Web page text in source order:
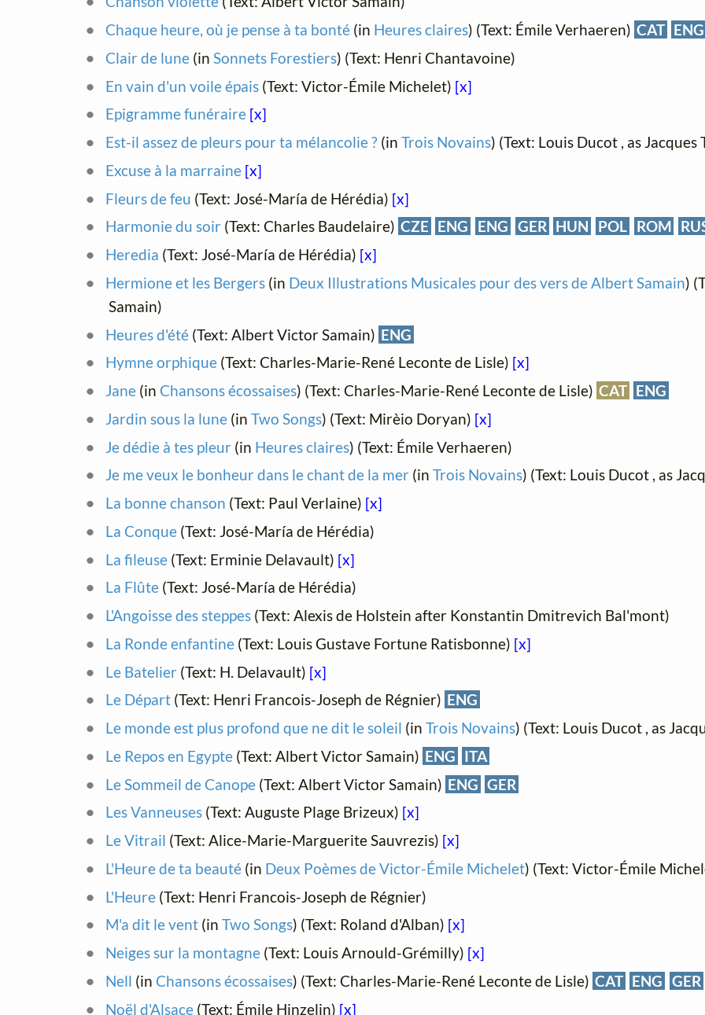
Chaque heure, où je pense à ta bonté(in Heures claires) (Text: Émile Verhaeren) CAT ENG
Clair de lune(in Sonnets Forestiers) (Text: Henri Chantavoine)
En vain d'un voile épais(Text: Victor-Émile Michelet) [x]
Epigramme funéraire [x]
Est-il assez de pleurs pour ta mélancolie ?(in Trois Novains) (Text: Louis Ducot , as Jacques
Excuse à la marraine [x]
Fleurs de feu (Text: José-María de Hérédia) [x]
Harmonie du soir (Text: Charles Baudelaire) CZE ENG ENG GER HUN POL ROM
Heredia (Text: José-María de Hérédia) [x]
Hermione et les Bergers(in Deux Illustrations Musicales pour des vers de Albert Samain)
Samain)
Heures d'été(Text: Albert Victor Samain) ENG
Hymne orphique(Text: Charles-Marie-René Leconte de Lisle) [x]
Jane(in Chansons écossaises) (Text: Charles-Marie-René Leconte de Lisle) CAT ENG
Jardin sous la lune(in Two Songs) (Text: Mirèio Doryan) [x]
Je dédie à tes pleur (in Heures claires) (Text: Émile Verhaeren)
Je me veux le bonheur dans le chant de la mer (in Trois Novains) (Text: Louis Ducot , as
La bonne chanson (Text: Paul Verlaine) [x]
La Conque(Text: José-María de Hérédia)
La fileuse(Text: Erminie Delavault) [x]
La Flûte(Text: José-María de Hérédia)
L'Angoisse des steppes(Text: Alexis de Holstein after Konstantin Dmitrevich Bal'mont)
La Ronde enfantine(Text: Louis Gustave Fortune Ratisbonne) [x]
Le Batelier (Text: H. Delavault) [x]
Le Départ(Text: Henri Francois-Joseph de Régnier) ENG
Le monde est plus profond que ne dit le soleil (in Trois Novains) (Text: Louis Ducot , as
Le Repos en Egypte(Text: Albert Victor Samain) ENG ITA
Le Sommeil de Canope(Text: Albert Victor Samain) ENG GER
Les Vanneuses(Text: Auguste Plage Brizeux) [x]
Le Vitrail (Text: Alice-Marie-Marguerite Sauvrezis) [x]
L'Heure de ta beauté(in Deux Poèmes de Victor-Émile Michelet) (Text: Victor-Émile
L'Heure(Text: Henri Francois-Joseph de Régnier)
M'a dit le vent(in Two Songs) (Text: Roland d'Alban) [x]
Neiges sur la montagne(Text: Louis Arnould-Grémilly) [x]
Nell (in Chansons écossaises) (Text: Charles-Marie-René Leconte de Lisle) CAT ENG GER
Noël d'Alsace(Text: Émile Hinzelin) [x]